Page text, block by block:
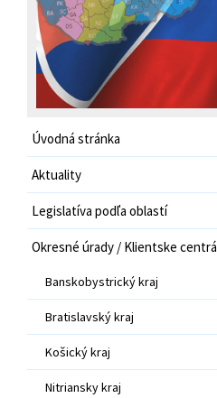
Úvodná stránka
Aktuality
Legislatíva podľa oblastí
Okresné úrady / Klientske centrá
Banskobystrický kraj
Bratislavský kraj
Košický kraj
Nitriansky kraj